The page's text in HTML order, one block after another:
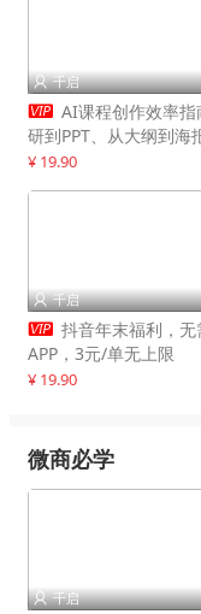
 千启
 AI课程创作效率指
研到PPT、从大纲到海
赋能，打造可持续变现
¥ 19.90
 千启
 抖音年末福利，
APP，3元/单无上限
¥ 19.90
微商必学
 千启